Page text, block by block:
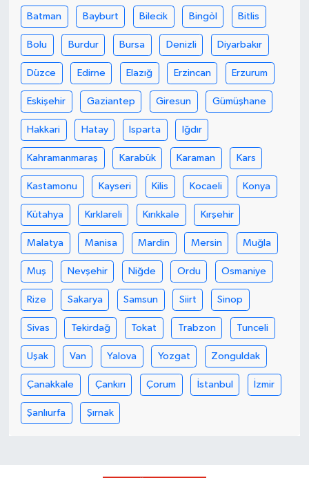
Batman Bayburt Bilecik Bingöl Bitlis
Bolu Burdur Bursa Denizli Diyarbakır
Düzce Edirne Elazığ Erzincan Erzurum
Eskişehir Gaziantep Giresun Gümüşhane
Hakkari Hatay Isparta Iğdır
Kahramanmaraş Karabük Karaman Kars
Kastamonu Kayseri Kilis Kocaeli Konya
Kütahya Kırklareli Kırıkkale Kırşehir
Malatya Manisa Mardin Mersin Muğla
Muş Nevşehir Niğde Ordu Osmaniye
Rize Sakarya Samsun Siirt Sinop
Sivas Tekirdağ Tokat Trabzon Tunceli
Uşak Van Yalova Yozgat Zonguldak
Çanakkale Çankırı Çorum İstanbul İzmir
Şanlıurfa Şırnak